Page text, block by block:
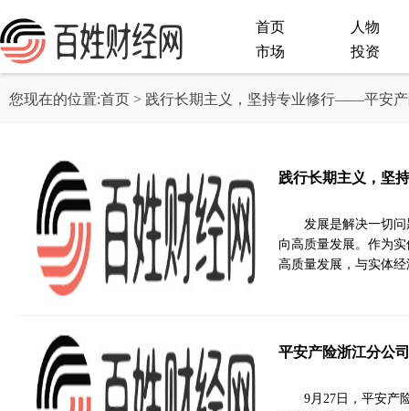
首页
人物
市场
投资
您现在的位置:首页 > 践行长期主义，坚持专业修行——平安
践行长期主义，坚
发展是解决一切
向高质量发展。作为
高质量发展，与实体
平安产险浙江分公
9月27日，平安产